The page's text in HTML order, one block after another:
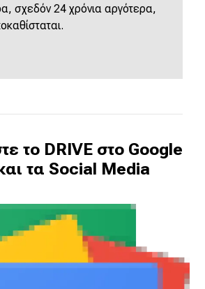
σχεδόν 24 χρόνια αργότερα,
το DRIVE στο Google
τα Social Media